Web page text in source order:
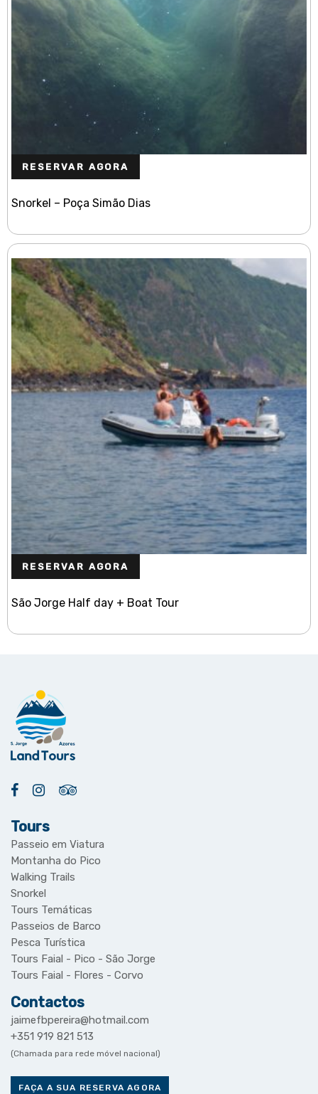
RESERVAR AGORA
Snorkel – Poça Simão Dias
RESERVAR AGORA
São Jorge Half day + Boat Tour
Tours
Passeio em Viatura
Montanha do Pico
Walking Trails
Snorkel
Tours Temáticas
Passeios de Barco
Pesca Turística
Tours Faial - Pico - São Jorge
Tours Faial - Flores - Corvo
Contactos
jaimefbpereira@hotmail.com
+351 919 821 513
(Chamada para rede móvel nacional)
FAÇA A SUA RESERVA AGORA